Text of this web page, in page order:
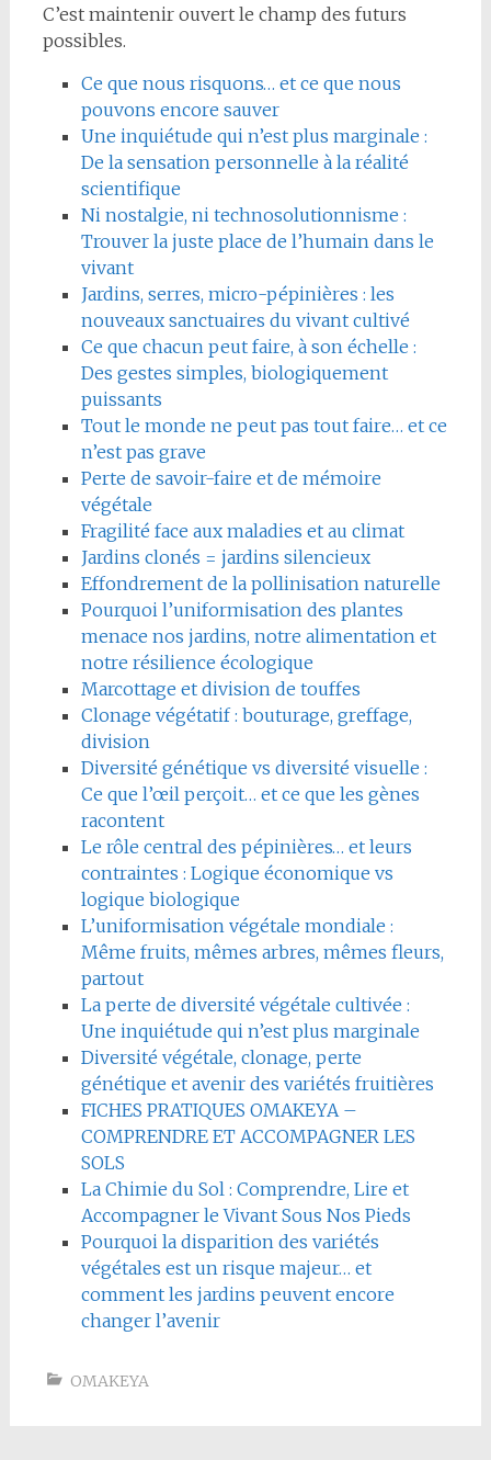
C’est maintenir ouvert le champ des futurs
possibles.
Ce que nous risquons… et ce que nous
pouvons encore sauver
Une inquiétude qui n’est plus marginale :
De la sensation personnelle à la réalité
scientifique
Ni nostalgie, ni technosolutionnisme :
Trouver la juste place de l’humain dans le
vivant
Jardins, serres, micro-pépinières : les
nouveaux sanctuaires du vivant cultivé
Ce que chacun peut faire, à son échelle :
Des gestes simples, biologiquement
puissants
Tout le monde ne peut pas tout faire… et ce
n’est pas grave
Perte de savoir-faire et de mémoire
végétale
Fragilité face aux maladies et au climat
Jardins clonés = jardins silencieux
Effondrement de la pollinisation naturelle
Pourquoi l’uniformisation des plantes
menace nos jardins, notre alimentation et
notre résilience écologique
Marcottage et division de touffes
Clonage végétatif : bouturage, greffage,
division
Diversité génétique vs diversité visuelle :
Ce que l’œil perçoit… et ce que les gènes
racontent
Le rôle central des pépinières… et leurs
contraintes : Logique économique vs
logique biologique
L’uniformisation végétale mondiale :
Même fruits, mêmes arbres, mêmes fleurs,
partout
La perte de diversité végétale cultivée :
Une inquiétude qui n’est plus marginale
Diversité végétale, clonage, perte
génétique et avenir des variétés fruitières
FICHES PRATIQUES OMAKEYA –
COMPRENDRE ET ACCOMPAGNER LES
SOLS
La Chimie du Sol : Comprendre, Lire et
Accompagner le Vivant Sous Nos Pieds
Pourquoi la disparition des variétés
végétales est un risque majeur… et
comment les jardins peuvent encore
changer l’avenir
OMAKEYA